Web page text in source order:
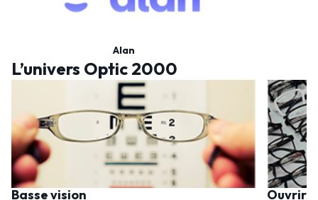
Alan
L’univers Optic 2000
Basse vision Ouvrir